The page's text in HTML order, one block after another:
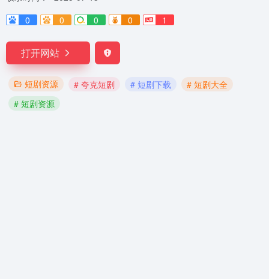
0
0 0 0 1
打开网站
短剧资源 # 夸克短剧 # 短剧下载
# 短剧大全
# 短剧资源